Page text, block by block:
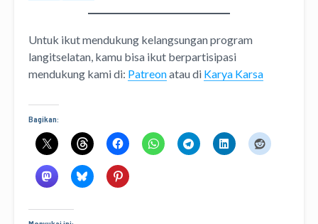
Untuk ikut mendukung kelangsungan program
langitselatan, kamu bisa ikut berpartisipasi
mendukung kami di: Patreonatau di Karya Karsa
Bagikan: